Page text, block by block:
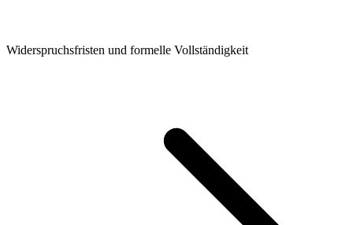
Widerspruchsfristen und formelle Vollständigkeit